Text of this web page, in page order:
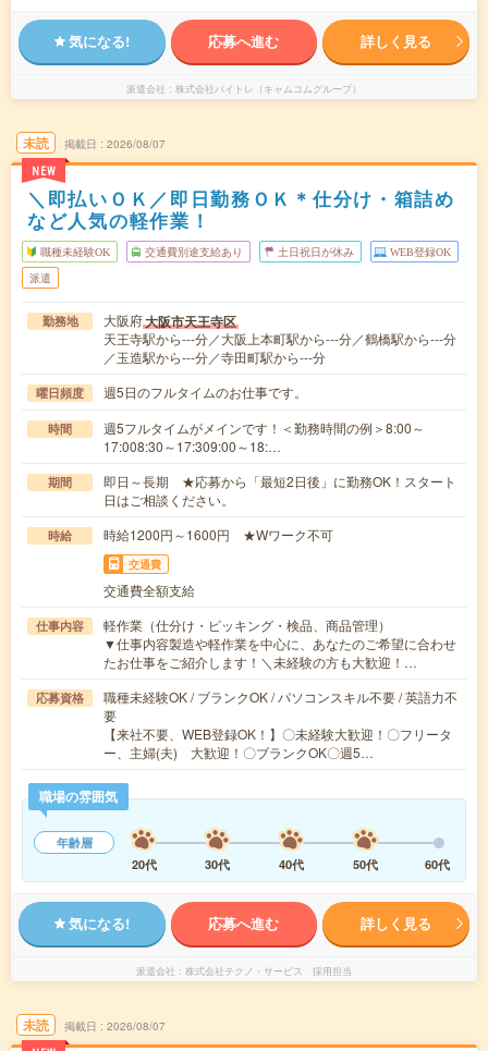
気になる! 応募へ進む 詳しく見る
派遣会社 株式会社バイトレ（キャムコムグループ）
未読
NEW
掲載日 2026/08/07
＼即払いＯＫ／即日勤務ＯＫ＊仕分け・箱詰め
など人気の軽作業！
職種未経験OK 交通費別途支給あり 土日祝日が休み WEB登録OK
派遣
勤務地 大阪府大阪市天王寺区
天王寺駅から---分／大阪上本町駅から---分／鶴橋駅から---分
／玉造駅から---分／寺田町駅から---分
曜日頻度 週5日のフルタイムのお仕事です。
時間
週5フルタイムがメインです！＜勤務時間の例＞8:00～
17:008:30～17:309:00～18:…
期間
即日～長期 ★応募から「最短2日後」に勤務OK！スタート
日はご相談ください。
時給 時給1200円～1600円 ★Wワーク不可
交通費
交通費全額支給
仕事内容
軽作業（仕分け・ピッキング・検品、商品管理）
▼仕事内容製造や軽作業を中心に、あなたのご希望に合わせ
たお仕事をご紹介します！＼未経験の方も大歓迎！…
応募資格
職種未経験OK / ブランクOK / パソコンスキル不要 / 英語力不
要
【来社不要、WEB登録OK！】〇未経験大歓迎！〇フリータ
ー、主婦(夫) 大歓迎！〇ブランクOK〇週5…
職場の雰囲気
年齢層
20代
30代 40代 50代 60代
気になる! 応募へ進む 詳しく見る
派遣会社 株式会社テクノ・サービス 採用担当
未読 掲載日 2026/08/07